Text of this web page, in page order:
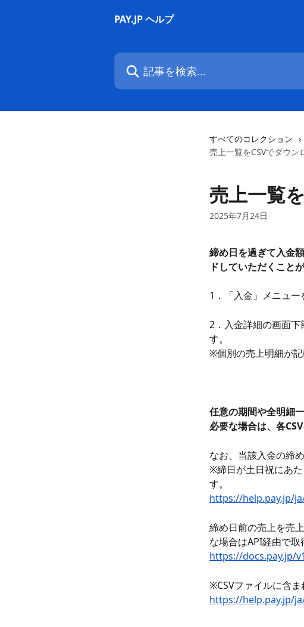
PAY.JP ヘルプ
記事を検索...
すべてのコレクション
売上一覧をCSVでダウン
売上一覧
2025年7月24日
締め日を過ぎて入金
ドしていただくこと
1．「入金」メニュー
2．入金詳細の画面下
す。
※個別の売上明細が記
任意の期間や全明細
必要な場合は、各
なお、当該入金の締
※締日が土日祝にあ
す。
https://help.pay.jp/
締め日前の売上を売
な場合はAPI経由で取
https://docs.pay.jp/
※CSVファイルに含ま
https://help.pay.jp/